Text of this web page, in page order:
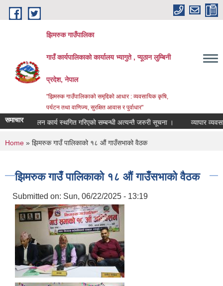
Skip to main content
झिमरुक गाउँपालिका
गाउँ कार्यपालिकाको कार्यालय भ्यागुते , प्यूठान लुम्बिनी
प्रदेश, नेपाल
"झिमरुक गाउँपालिकाको समृद्दिको आधार : व्यवसायिक कृषि,
पर्यटन तथा वाणिज्य, सुरक्षित आवास र पुर्वाधार"
समाचारसंकलन कार्य स्थगित गरिएको सम्बन्धी अत्यन्तै जरुरी सूचना । व्यापार
You are here
Home » झिमरुक गाउँ पालिकाको १८ औं गाउँसभाको वैठक
झिमरुक गाउँ पालिकाको १८ औं गाउँसभाको वैठक
Submitted on: Sun, 06/22/2025 - 13:19